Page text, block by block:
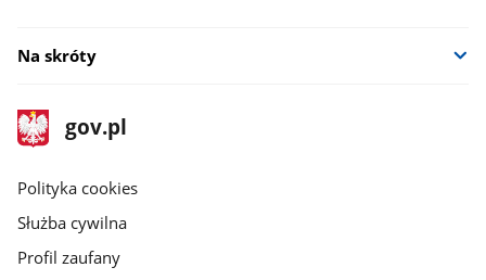
Na skróty
stopka
gov.pl
Strona
gov.pl
gov.pl
Polityka cookies
Służba cywilna
Profil zaufany